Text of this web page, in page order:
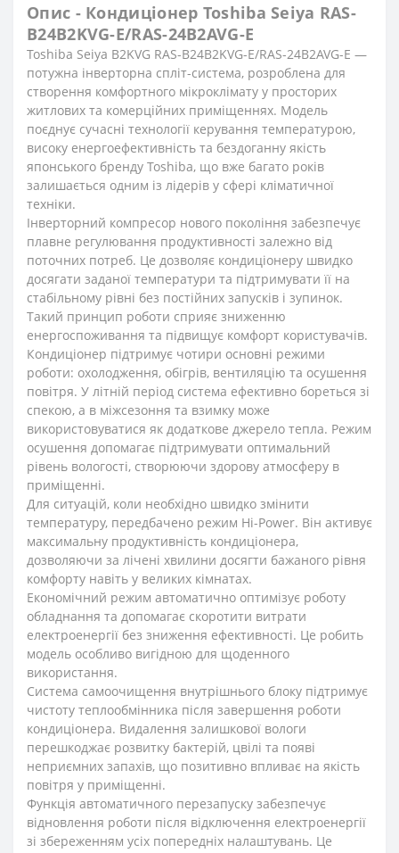
Опис - Кондиціонер Toshiba Seiya RAS-
B24B2KVG-E/RAS-24B2AVG-E
Toshiba Seiya B2KVG RAS-B24B2KVG-E/RAS-24B2AVG-E —
потужна інверторна спліт-система, розроблена для
створення комфортного мікроклімату у просторих
житлових та комерційних приміщеннях. Модель
поєднує сучасні технології керування температурою,
високу енергоефективність та бездоганну якість
японського бренду Toshiba, що вже багато років
залишається одним із лідерів у сфері кліматичної
техніки.
Інверторний компресор нового покоління забезпечує
плавне регулювання продуктивності залежно від
поточних потреб. Це дозволяє кондиціонеру швидко
досягати заданої температури та підтримувати її на
стабільному рівні без постійних запусків і зупинок.
Такий принцип роботи сприяє зниженню
енергоспоживання та підвищує комфорт користувачів.
Кондиціонер підтримує чотири основні режими
роботи: охолодження, обігрів, вентиляцію та осушення
повітря. У літній період система ефективно бореться зі
спекою, а в міжсезоння та взимку може
використовуватися як додаткове джерело тепла. Режим
осушення допомагає підтримувати оптимальний
рівень вологості, створюючи здорову атмосферу в
приміщенні.
Для ситуацій, коли необхідно швидко змінити
температуру, передбачено режим Hi-Power. Він активує
максимальну продуктивність кондиціонера,
дозволяючи за лічені хвилини досягти бажаного рівня
комфорту навіть у великих кімнатах.
Економічний режим автоматично оптимізує роботу
обладнання та допомагає скоротити витрати
електроенергії без зниження ефективності. Це робить
модель особливо вигідною для щоденного
використання.
Система самоочищення внутрішнього блоку підтримує
чистоту теплообмінника після завершення роботи
кондиціонера. Видалення залишкової вологи
перешкоджає розвитку бактерій, цвілі та появі
неприємних запахів, що позитивно впливає на якість
повітря у приміщенні.
Функція автоматичного перезапуску забезпечує
відновлення роботи після відключення електроенергії
зі збереженням усіх попередніх налаштувань. Це